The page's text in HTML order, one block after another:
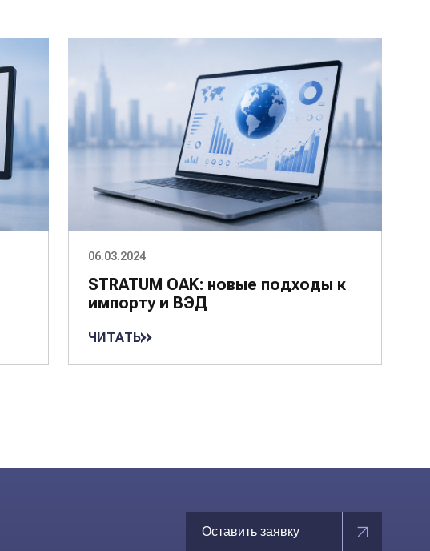
06.03.2024
STRATUM OAK: новые подходы к
импорту и ВЭД
ЧИТАТЬ
Оставить заявку